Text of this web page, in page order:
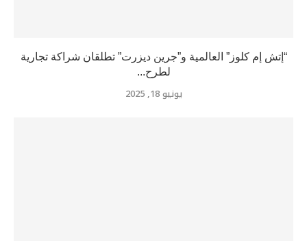
“إتش إم كلوز” العالمية و”جرين ديزرت” تطلقان شراكة تجارية
لطرح...
يونيو 18, 2025